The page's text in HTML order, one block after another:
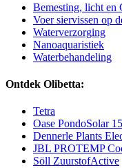
Bemesting, licht en
Voer siervissen op
Waterverzorging
Nanoaquaristiek
Waterbehandeling
Ontdek Olibetta:
Tetra
Oase PondoSolar
Dennerle Plants
JBL PROTEMP
Söll ZuurstofActive